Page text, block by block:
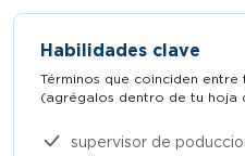
Habilidades clave
Términos que coinciden
(agrégalos dentro de tu hoja
supervisor de